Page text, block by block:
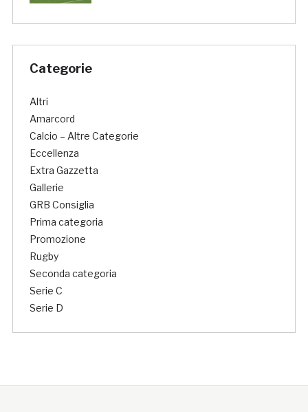
Categorie
Altri
Amarcord
Calcio – Altre Categorie
Eccellenza
Extra Gazzetta
Gallerie
GRB Consiglia
Prima categoria
Promozione
Rugby
Seconda categoria
Serie C
Serie D